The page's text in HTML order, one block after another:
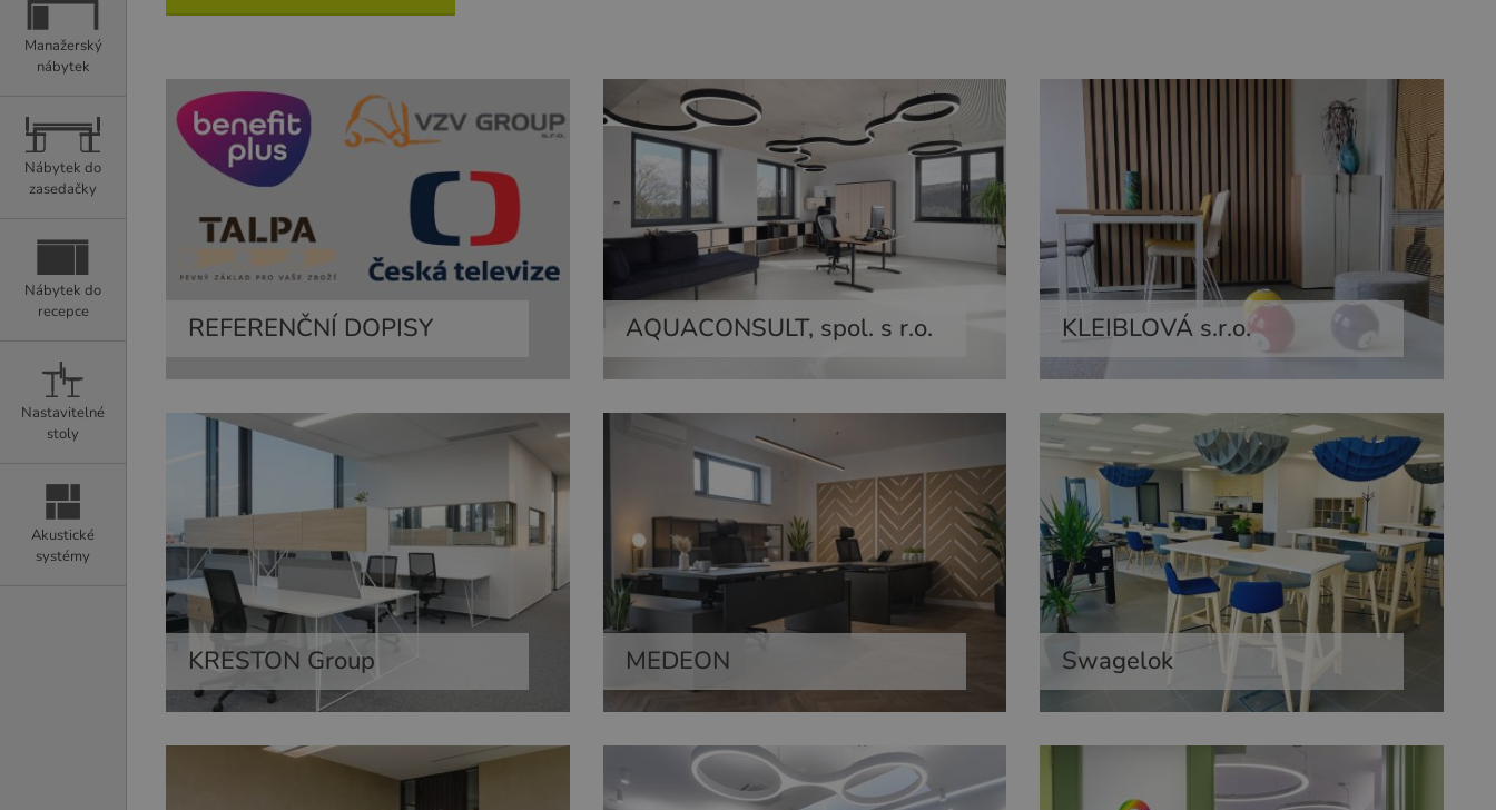
Manažerský
nábytek
Nábytek do
zasedačky
Nábytek do
recepce
Nastavitelné
stoly
Akustické
systémy
REFERENČNÍ DOPISY AQUACONSULT, spol. s r.o. KLEIBLOVÁ s.r.o.
KRESTON Group MEDEON Swagelok